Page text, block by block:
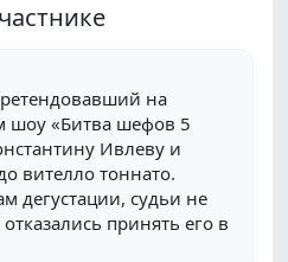
на
шоу «Битва шефов 5
Ивлеву и
вителло тоннато.
дегустации, судьи не
принять его в